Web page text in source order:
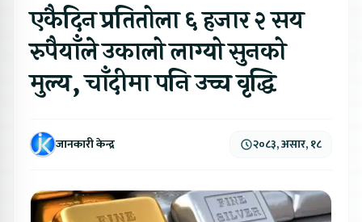
एकैदिन प्रतितोला ६ हजार २ सय
रुपैयाँले उकालो लाग्यो सुनको
मुल्य, चाँदीमा पनि उच्च वृद्धि
जानकारी केन्द्र २०८३, असार, १८